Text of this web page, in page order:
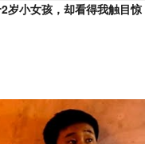
岁小女孩，却看得我触目惊